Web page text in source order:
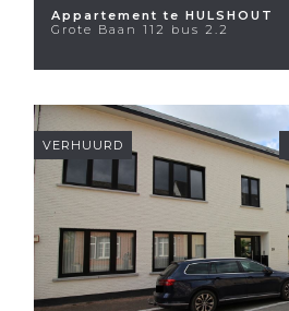
Appartement te HULSHOUT
Grote Baan 112 bus 2.2
VERHUURD